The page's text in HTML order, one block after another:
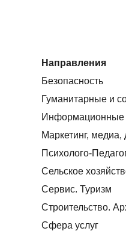
Направления
Безопасность
Гуманитарные и
Информационные
Маркетинг, медиа,
Психолого-
Сельское
Сервис. Туризм
Строительство.
Сфера услуг